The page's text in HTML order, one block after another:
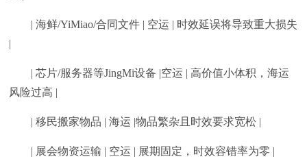
| 海鲜/YiMiao/合同文件 | 空运 | 时效延误将导致重大损失
|
| 芯片/服务器等JingMi设备 |空运 | 高价值小体积，海运
风险过高 |
| 移民搬家物品 | 海运 |物品繁杂且时效要求宽松 |
| 展会物资运输 | 空运 | 展期固定，时效容错率为零 |